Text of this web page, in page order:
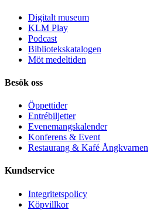
Digitalt museum
KLM Play
Podcast
Bibliotekskatalogen
Möt medeltiden
Besök oss
Öppettider
Entrébiljetter
Evenemangskalender
Konferens & Event
Restaurang & Kafé Ångkvarnen
Kundservice
Integritetspolicy
Köpvillkor